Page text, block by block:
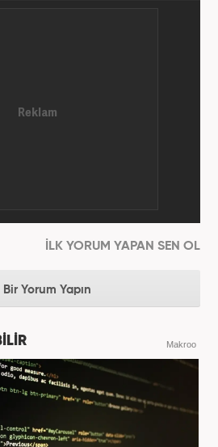
İLK YORUM YAPAN SEN OL
Bir Yorum Yapın
Makroo